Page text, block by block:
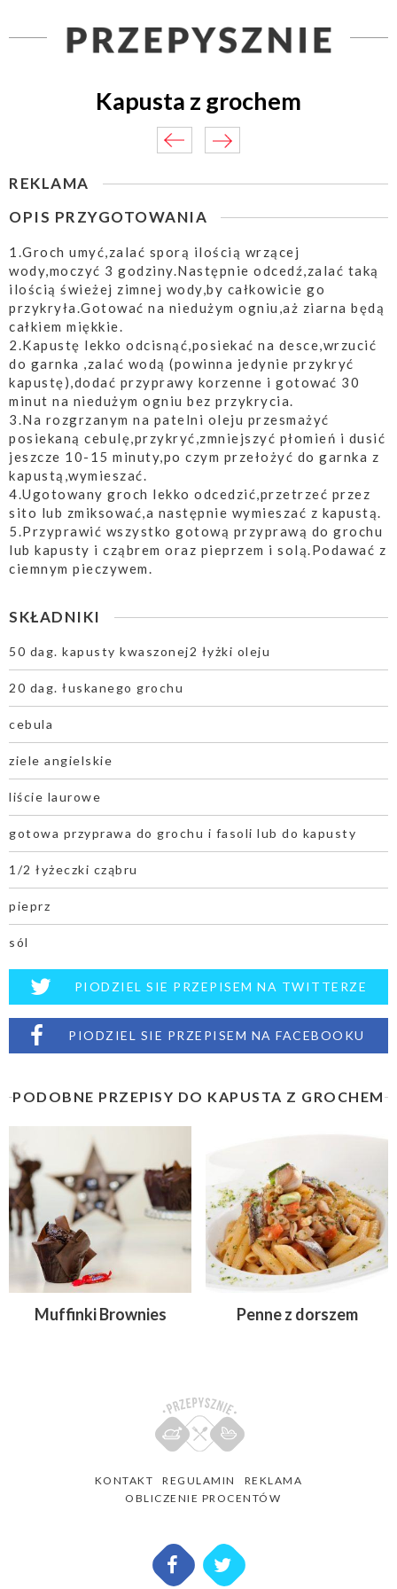
Kapusta z grochem
REKLAMA
OPIS PRZYGOTOWANIA
1.Groch umyć,zalać sporą ilością wrzącej
wody,moczyć 3 godziny.Następnie odcedź,zalać taką
ilością świeżej zimnej wody,by całkowicie go
przykryła.Gotować na niedużym ogniu,aż ziarna będą
całkiem miękkie.
2.Kapustę lekko odcisnąć,posiekać na desce,wrzucić
do garnka ,zalać wodą (powinna jedynie przykryć
kapustę),dodać przyprawy korzenne i gotować 30
minut na niedużym ogniu bez przykrycia.
3.Na rozgrzanym na patelni oleju przesmażyć
posiekaną cebulę,przykryć,zmniejszyć płomień i dusić
jeszcze 10-15 minuty,po czym przełożyć do garnka z
kapustą,wymieszać.
4.Ugotowany groch lekko odcedzić,przetrzeć przez
sito lub zmiksować,a następnie wymieszać z kapustą.
5.Przyprawić wszystko gotową przyprawą do grochu
lub kapusty i cząbrem oraz pieprzem i solą.Podawać z
ciemnym pieczywem.
SKŁADNIKI
50 dag. kapusty kwaszonej2 łyżki oleju
20 dag. łuskanego grochu
cebula
ziele angielskie
liście laurowe
gotowa przyprawa do grochu i fasoli lub do kapusty
1/2 łyżeczki cząbru
pieprz
sól
PIODZIEL SIE PRZEPISEM NA TWITTERZE
PIODZIEL SIE PRZEPISEM NA FACEBOOKU
PODOBNE PRZEPISY DO KAPUSTA Z GROCHEM
Muffinki Brownies Penne z dorszem
KONTAKT REGULAMIN
REKLAMA
OBLICZENIE PROCENTÓW